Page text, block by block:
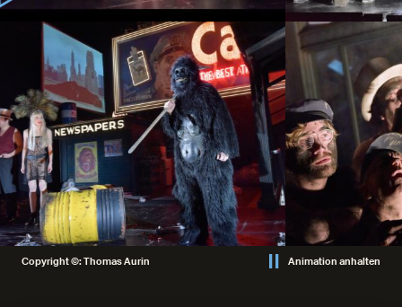
Copyright ©: Thomas Aurin Animation anhalten